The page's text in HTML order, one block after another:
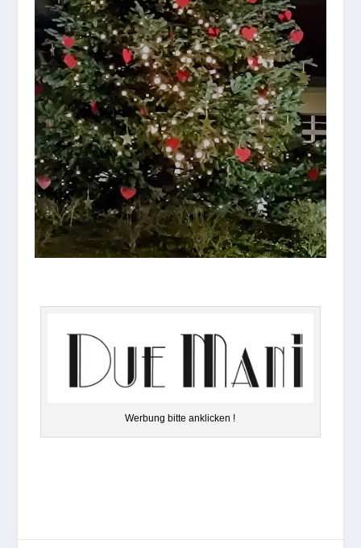
Wer­bung bitte anklicken !